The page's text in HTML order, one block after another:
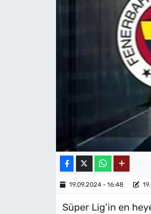
19.09.2024 - 16:48
Süper Lig’in en